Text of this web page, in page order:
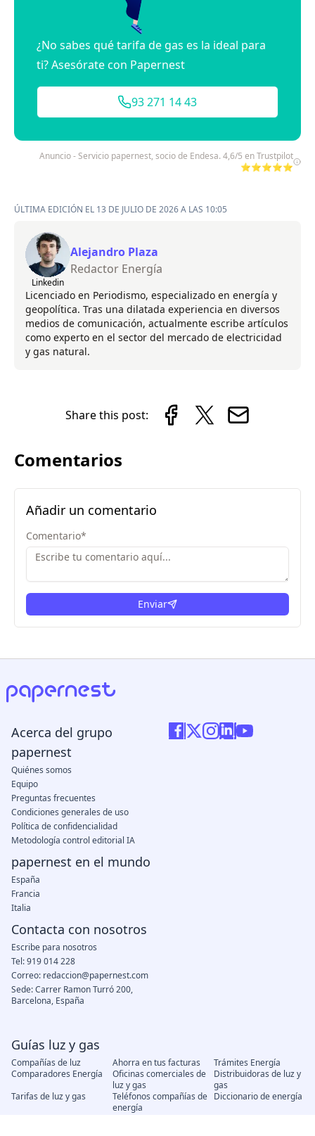
¿No sabes qué tarifa de gas es la ideal para
ti? Asesórate con Papernest
93 271 14 43
Anuncio - Servicio papernest, socio de Endesa. 4,6/5 en Trustpilot
⭐⭐⭐⭐⭐
ÚLTIMA EDICIÓN EL 13 DE JULIO DE 2026 A LAS 10:05
Linkedin
Alejandro Plaza
Redactor Energía
Licenciado en Periodismo, especializado en energía y
geopolítica. Tras una dilatada experiencia en diversos
medios de comunicación, actualmente escribe artículos
como experto en el sector del mercado de electricidad
y gas natural.
Share this post:
Comentarios
Añadir un comentario
Comentario*
Enviar
Guías luz y gas
Compañías de luz Ahorra en tus facturas
Trámites Energía
Comparadores Energía
Oficinas comerciales de
luz y gas
Distribuidoras de luz y
gas
Tarifas de luz y gas
Teléfonos compañías de
energía
Diccionario de energía
Acerca del grupo
papernest
Quiénes somos
Equipo
Preguntas frecuentes
Condiciones generales de uso
Política de confidencialidad
Metodología control editorial IA
papernest en el mundo
España
Francia
Italia
Contacta con nosotros
Escribe para nosotros
Tel: 919 014 228
Correo: redaccion@papernest.com
Sede: Carrer Ramon Turró 200,
Barcelona, España